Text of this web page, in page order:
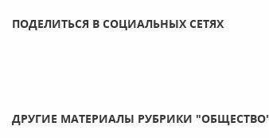
ПОДЕЛИТЬСЯ В СОЦИАЛЬНЫХ СЕТЯХ
ДРУГИЕ МАТЕРИАЛЫ РУБРИКИ